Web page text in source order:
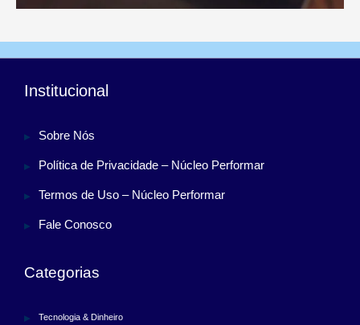
Institucional
Sobre Nós
Política de Privacidade – Núcleo Performar
Termos de Uso – Núcleo Performar
Fale Conosco
Categorias
Tecnologia & Dinheiro